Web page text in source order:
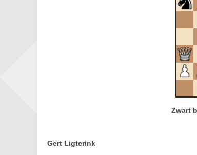
Zwart
Gert Ligterink